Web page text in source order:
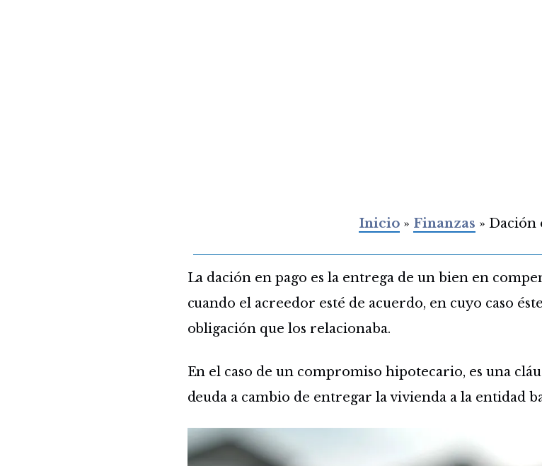
Inicio » Finanzas » Dación
La dación en pago es la entrega de un bien en
cuando el acreedor esté de acuerdo, en cuyo caso
obligación que los relacionaba.
En el caso de un compromiso hipotecario, es una
deuda a cambio de entregar la vivienda a la entidad